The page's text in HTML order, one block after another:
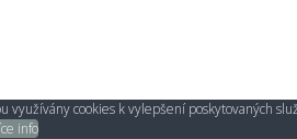
využívány cookies k vylepšení poskytovaných
info